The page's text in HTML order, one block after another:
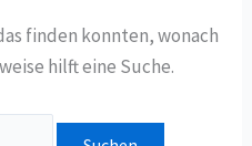
finden konnten, wonach
hilft eine Suche.